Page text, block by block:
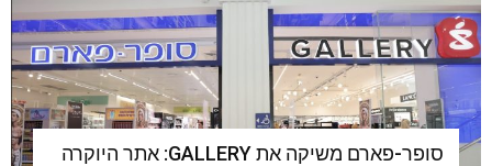
סופר-פארם משיקה את GALLERY: אתר היוקרה